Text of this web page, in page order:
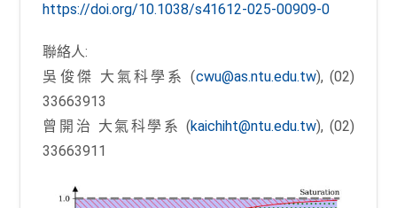
https://doi.org/10.1038/s41612-025-00909-0
聯絡人:
吳俊傑 大氣科學系 (cwu@as.ntu.edu.tw), (02)
33663913
曾開治 大氣科學系 (kaichiht@ntu.edu.tw), (02)
33663911